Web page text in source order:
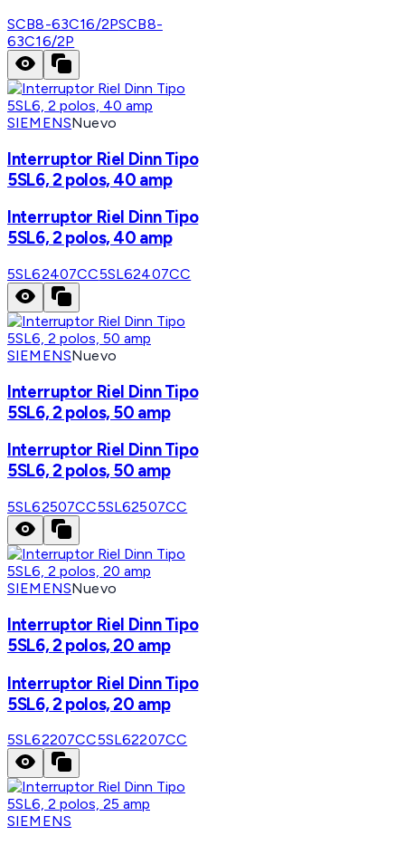
SCB8-63C16/2PSCB8-
63C16/2P
SIEMENSNuevo
Interruptor Riel Dinn Tipo
5SL6, 2 polos, 40 amp
Interruptor Riel Dinn Tipo
5SL6, 2 polos, 40 amp
5SL62407CC5SL62407CC
SIEMENSNuevo
Interruptor Riel Dinn Tipo
5SL6, 2 polos, 50 amp
Interruptor Riel Dinn Tipo
5SL6, 2 polos, 50 amp
5SL62507CC5SL62507CC
SIEMENSNuevo
Interruptor Riel Dinn Tipo
5SL6, 2 polos, 20 amp
Interruptor Riel Dinn Tipo
5SL6, 2 polos, 20 amp
5SL62207CC5SL62207CC
SIEMENS